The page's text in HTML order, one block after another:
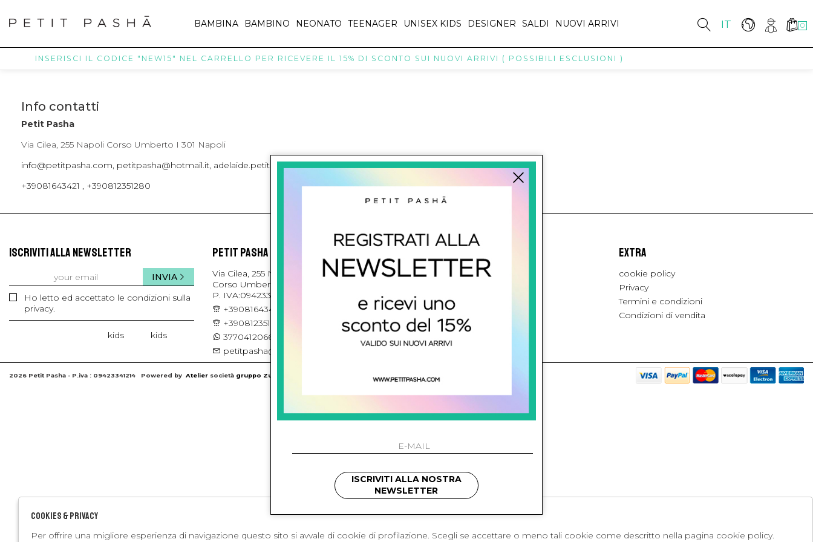
IT 0
BAMBINA BAMBINO NEONATO TEENAGER UNISEX KIDS DESIGNER SALDI NUOVI ARRIVI
INSERISCI IL CODICE "NEW15" NEL CARRELLO PER RICEVERE IL 15% DI SCONTO SUI NUOVI ARRIVI ( POSSIBILI ESCLUSIONI )
Info contatti
Petit Pasha
Via Cilea, 255 Napoli Corso Umberto I 301 Napoli
info@petitpasha.com, petitpasha@hotmail.it, adelaide.petitpasha@hotmail.com
+39081643421 , +390812351280
ISCRIVITI ALLA NEWSLETTER
Ho letto ed accettato le condizioni sulla
privacy.
INVIA
kids kids
PETIT PASHA
Via Cilea, 255 Napoli
Corso Umberto I 301 Napoli - Italia
P. IVA:09423341214
+39081643421
+390812351280
3770412066 , 3397314295
petitpasha@hotmail.it
L'azienda
Contatti
Pagamenti
Spedizione
EXTRA
cookie policy
Privacy
Termini e condizioni
Condizioni di vendita
2026 Petit Pasha - P.iva : 09423341214 Powered by Atelier società gruppo Zucchetti
ISCRIVITI ALLA NOSTRA
NEWSLETTER
Cookies & Privacy
Per offrire una migliore esperienza di navigazione questo sito si avvale di cookie di profilazione. Scegli se accettare o meno tali cookie come descritto nella pagina cookie policy.